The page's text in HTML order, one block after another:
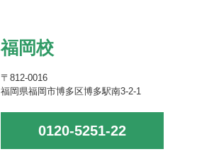
福岡校
〒812-0016
福岡県福岡市博多区博多駅南3-2-1
0120-5251-22